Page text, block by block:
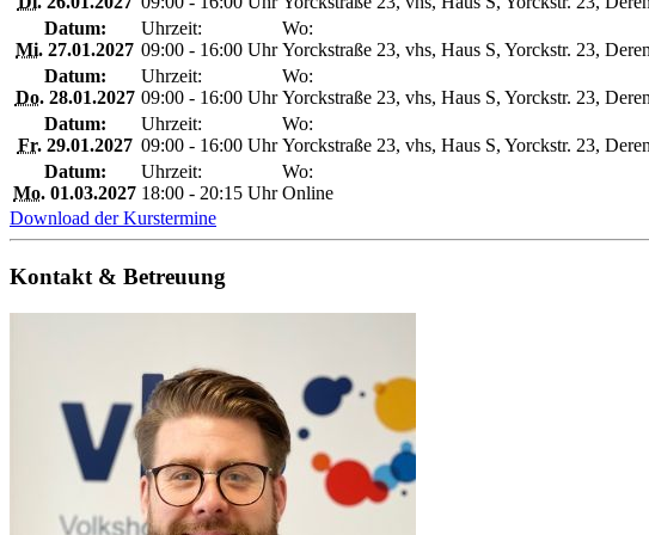
Datum:
Mi. 27.01.2027
Uhrzeit:
09:00 - 16:00 Uhr
Wo:
Yorckstraße 23, vhs, Haus S, Yorckstr. 23,
Datum:
Do.28.01.2027
Uhrzeit:
09:00 - 16:00 Uhr
Wo:
Yorckstraße 23, vhs, Haus S, Yorckstr. 23,
Datum:
Fr.29.01.2027
Uhrzeit:
09:00 - 16:00 Uhr
Wo:
Yorckstraße 23, vhs, Haus S, Yorckstr. 23,
Datum:
Mo. 01.03.2027
Uhrzeit:
18:00 - 20:15 Uhr
Wo:
Online
Download der Kurstermine
Kontakt & Betreuung